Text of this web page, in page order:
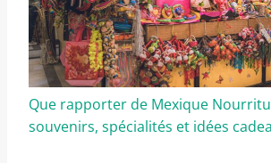
Que rapporter de Mexique
souvenirs, spécialités et idées